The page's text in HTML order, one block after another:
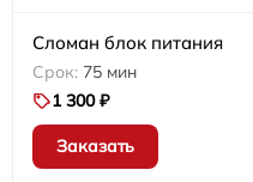
Сломан блок питания
75 мин
1 300 ₽
Заказать